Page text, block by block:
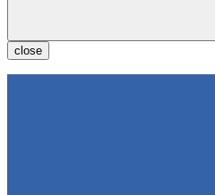
close